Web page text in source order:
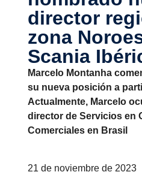
director
zona
Scania
Marcelo Montanha
su nueva posición a
Actualmente, Marcelo
director de Servicios en
Comerciales en Brasil
21 de noviembre de 2023